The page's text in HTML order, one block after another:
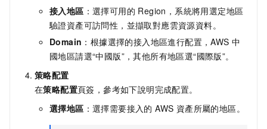
接入地區 ：選擇可用的 Region，系統將用選定地區
驗證資產可訪問性，並擷取對應雲資源資料。
Domain ：根據選擇的接入地區進行配置，AWS 中
國地區請選“中國版”，其他所有地區選“國際版”。
策略配置
在策略配置頁簽，參考如下說明完成配置。
選擇地區 ：選擇需要接入的 AWS 資產所屬的地區。